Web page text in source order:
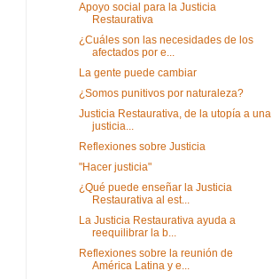
Apoyo social para la Justicia
Restaurativa
¿Cuáles son las necesidades de los
afectados por e...
La gente puede cambiar
¿Somos punitivos por naturaleza?
Justicia Restaurativa, de la utopía a una
justicia...
Reflexiones sobre Justicia
"Hacer justicia"
¿Qué puede enseñar la Justicia
Restaurativa al est...
La Justicia Restaurativa ayuda a
reequilibrar la b...
Reflexiones sobre la reunión de
América Latina y e...